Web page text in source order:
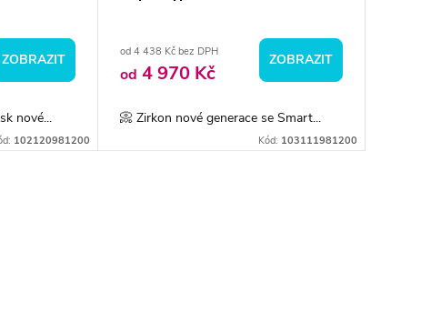
ZOBRAZIT
nové...
102120981200
od 4 438 Kč bez DPH
od 4 970 Kč
ZOBRAZIT
📀 Zirkon nové generace se Smart...
Kód: 103111981200